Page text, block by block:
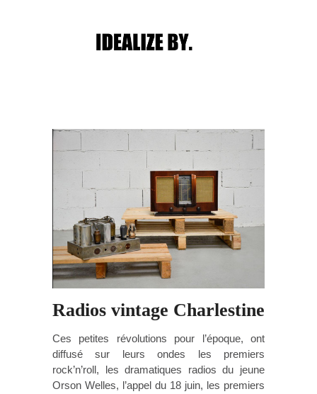
Post navigation
Radios vintage Charlestine
Ces petites révolutions pour l’époque, ont
diffusé sur leurs ondes les premiers
rock’n’roll, les dramatiques radios du jeune
Orson Welles, l’appel du 18 juin, les premiers